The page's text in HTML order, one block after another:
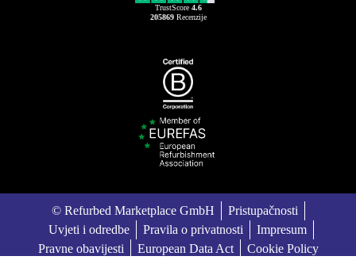
TrustScore 4.6
205869Recenzije
© Refurbed Marketplace GmbH
Pristupačnosti
Uvjeti i odredbe
Pravila o privatnosti
Impresum
Pravne obavijesti
European Data Act Cookie Policy